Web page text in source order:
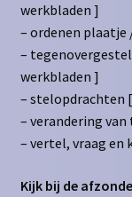
werkbladen ]
– ordenen plaatje
–
werkbladen ]
– stelopdrachten
– verandering
– vertel, vraag en
Kijk bij de